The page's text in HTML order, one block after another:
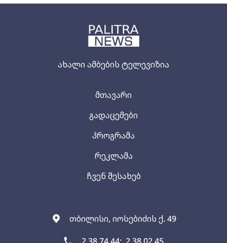
ახალი ამბების ტელევიზია
თბილისი, იოსებიძის ქ. 49
მთავარი
გადაცემები
პროგრამა
რეკლამა
ჩვენ შესახებ